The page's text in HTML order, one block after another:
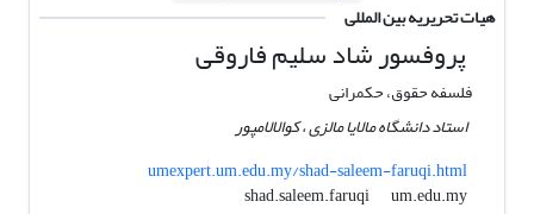
هیات تحریریه بین المللی
پروفسور شاد سلیم فاروقی
فلسفه حقوق، حکمرانی
استاد دانشگاه مالایا مالزی ، کوالالامپور
umexpert.um.edu.my/shad-saleem-faruqi.html
shad.saleem.faruqi
um.edu.my